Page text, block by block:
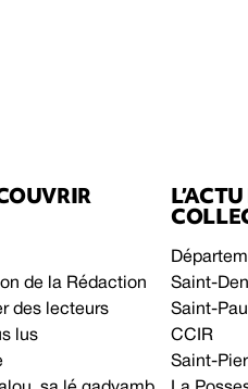
de la Rédaction
des lecteurs
lus
Saint-
Saint-Paul
CCIR
Saint-